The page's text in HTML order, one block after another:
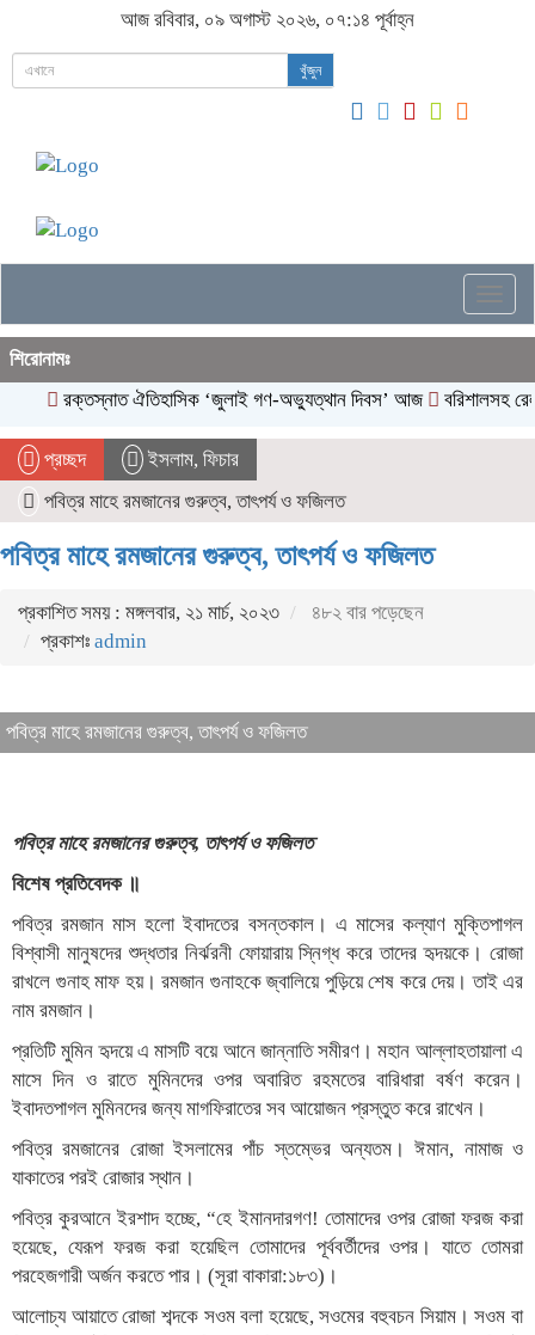
আজ রবিবার, ০৯ অগাস্ট ২০২৬, ০৭:১৪ পূর্বাহ্ন
খুঁজুন
শিরোনামঃ
রক্তস্নাত ঐতিহাসিক ‌‘জুলাই গণ-অভ্যুত্থান দিবস’ আজ
বরিশালসহ
প্রচ্ছদ ইসলাম, ফিচার
পবিত্র মাহে রমজানের গুরুত্ব, তাৎপর্য ও ফজিলত
পবিত্র মাহে রমজানের গুরুত্ব, তাৎপর্য ও ফজিলত
প্রকাশিত সময় : মঙ্গলবার, ২১ মার্চ, ২০২৩
৪৮২ বার পড়েছেন
প্রকাশঃ admin
পবিত্র মাহে রমজানের গুরুত্ব, তাৎপর্য ও ফজিলত
পবিত্র মাহে রমজানের গুরুত্ব, তাৎপর্য ও ফজিলত
বিশেষ প্রতিবেদক ॥
পবিত্র রমজান মাস হলো ইবাদতের বসন্তকাল। এ মাসের কল্যাণ মুক্তিপাগল
বিশ্বাসী মানুষদের শুদ্ধতার নির্ঝরনী ফোয়ারায় স্নিগ্ধ করে তাদের হৃদয়কে। রোজা
রাখলে গুনাহ মাফ হয়। রমজান গুনাহকে জ্বালিয়ে পুড়িয়ে শেষ করে দেয়। তাই এর
নাম রমজান।
প্রতিটি মুমিন হৃদয়ে এ মাসটি বয়ে আনে জান্নাতি সমীরণ। মহান আল্লাহতায়ালা এ
মাসে দিন ও রাতে মুমিনদের ওপর অবারিত রহমতের বারিধারা বর্ষণ করেন।
ইবাদতপাগল মুমিনদের জন্য মাগফিরাতের সব আয়োজন প্রস্তুত করে রাখেন।
পবিত্র রমজানের রোজা ইসলামের পাঁচ স্তম্ভের অন্যতম। ঈমান, নামাজ ও
যাকাতের পরই রোজার স্থান।
পবিত্র কুরআনে ইরশাদ হচ্ছে, “হে ইমানদারগণ! তোমাদের ওপর রোজা ফরজ করা
হয়েছে, যেরূপ ফরজ করা হয়েছিল তোমাদের পূর্ববর্তীদের ওপর। যাতে তোমরা
পরহেজগারী অর্জন করতে পার। (সূরা বাকারা:১৮৩)।
আলোচ্য আয়াতে রোজা শব্দকে সওম বলা হয়েছে, সওমের বহুবচন সিয়াম। সওম বা